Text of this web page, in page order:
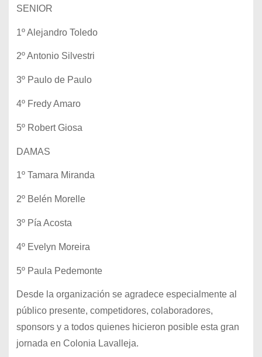
SENIOR
1º Alejandro Toledo
2º Antonio Silvestri
3º Paulo de Paulo
4º Fredy Amaro
5º Robert Giosa
DAMAS
1º Tamara Miranda
2º Belén Morelle
3º Pía Acosta
4º Evelyn Moreira
5º Paula Pedemonte
Desde la organización se agradece especialmente al
público presente, competidores, colaboradores,
sponsors y a todos quienes hicieron posible esta gran
jornada en Colonia Lavalleja.